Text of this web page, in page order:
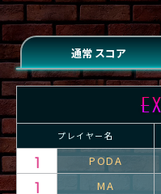
プレイヤー名
PODA
MA